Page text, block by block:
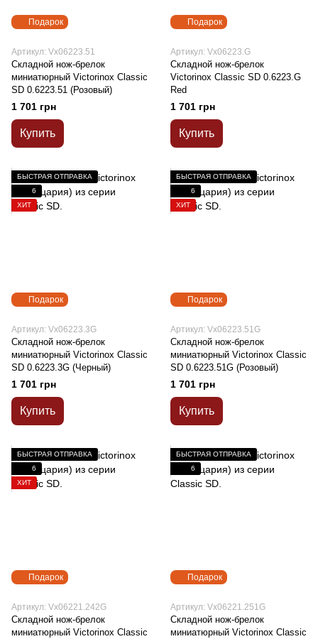
Подарок
Артикул: Vx06223.51
Складной нож-брелок
миниатюрный Victorinox Classic
SD 0.6223.51 (Розовый)
1 701 грн
Купить
Подарок
Артикул: Vx06223.G
Складной нож-брелок
Victorinox Classic SD 0.6223.G
Red
1 701 грн
Купить
Подарок
БЫСТРАЯ ОТПРАВКА
6
ХИТ
Артикул: Vx06223.3G
Складной нож-брелок
миниатюрный Victorinox Classic
SD 0.6223.3G (Черный)
1 701 грн
Купить
Подарок
БЫСТРАЯ ОТПРАВКА
6
ХИТ
Артикул: Vx06223.51G
Складной нож-брелок
миниатюрный Victorinox Classic
SD 0.6223.51G (Розовый)
1 701 грн
Купить
Подарок
БЫСТРАЯ ОТПРАВКА
6
ХИТ
Артикул: Vx06221.242G
Складной нож-брелок
миниатюрный Victorinox Classic
Подарок
БЫСТРАЯ ОТПРАВКА
6
Артикул: Vx06221.251G
Складной нож-брелок
миниатюрный Victorinox Classic